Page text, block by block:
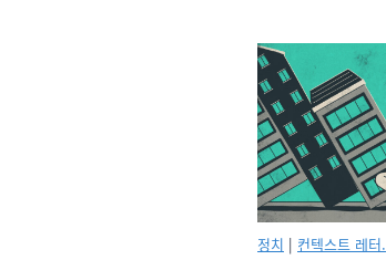
정치 | 컨텍스트 레터.